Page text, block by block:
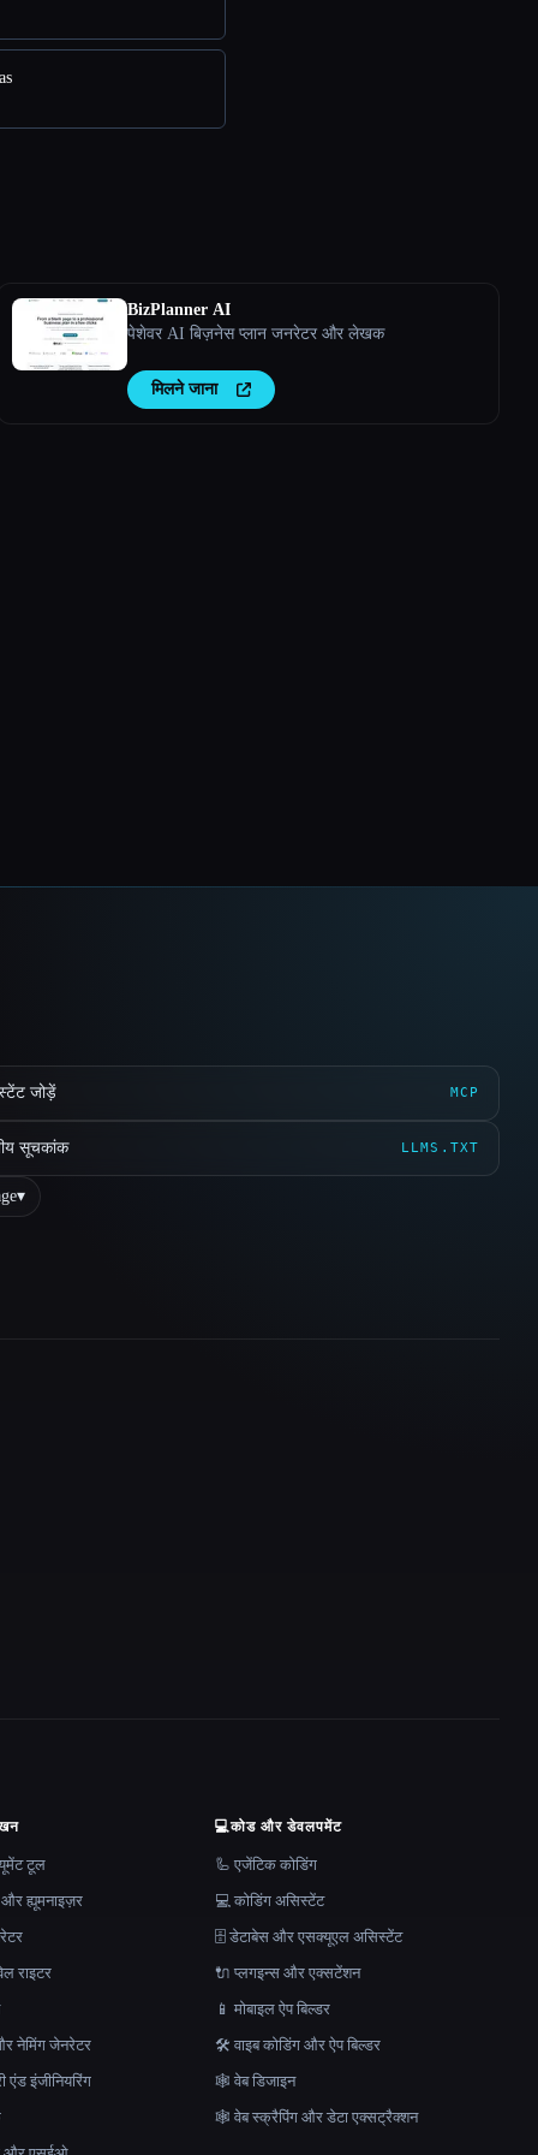
BizPlanner AI
पेशेवर AI बिज़नेस प्लान जनरेटर और लेखक
मिलने जाना
जोड़ें MCP
सूचकांक LLMS.TXT
▾
टूल
ह्यूमनाइज़र
राइटर
नेमिंग जेनरेटर
एंड इंजीनियरिंग
💻कोड और डेवलपमेंट
🦾 एजेंटिक कोडिंग
💻 कोडिंग असिस्टेंट
🗄️ डेटाबेस और एसक्यूएल असिस्टेंट
🔌 प्लगइन्स और एक्सटेंशन
📱 मोबाइल ऐप बिल्डर
🛠️ वाइब कोडिंग और ऐप बिल्डर
🕸 वेब डिजाइन
🕸️ वेब स्क्रैपिंग और डेटा एक्सट्रैक्शन